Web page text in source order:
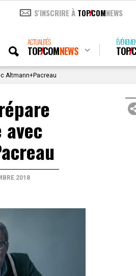
S'INSCRIRE À TOPCOMNEWS
ACTUALITÉS
TOPCOMNEWS TOP
Altmann+Pacreau
avec
2018